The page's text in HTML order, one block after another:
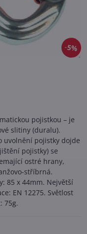
5%
pojistkou – je
slitiny (duralu).
uvolnění pojistky dojde
pojistky) se
ostré hrany,
stříbrná.
85 x 44mm. Největší
EN 12275. Světlost
75g.